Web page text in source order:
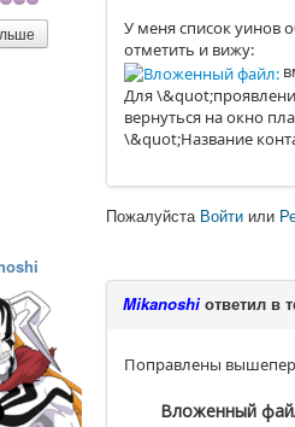
У меня список уинов
отметить и вижу:
Для
вернуться на окно
\&quot;Название
Пожалуйста Войти или
Mikanoshiответил в
Поправлены
Вложенный